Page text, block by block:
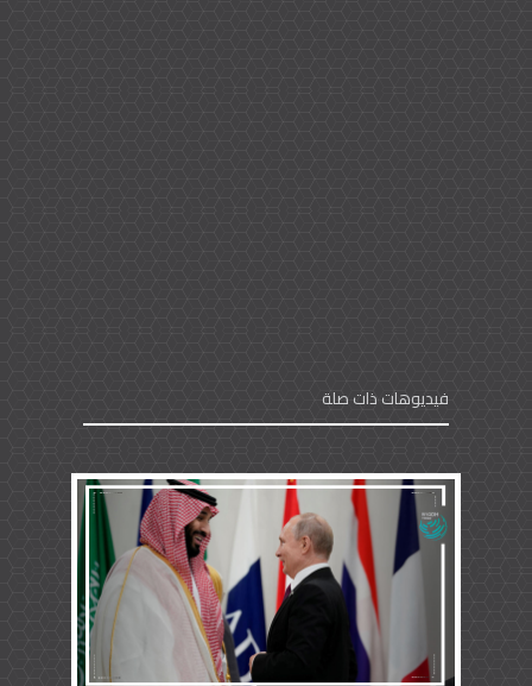
فيديوهات ذات صلة